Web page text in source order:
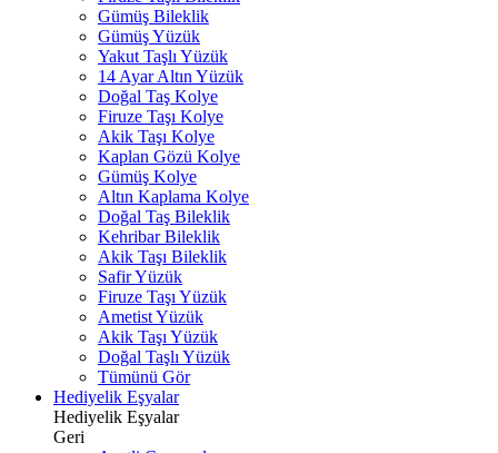
Gümüş Bileklik
Gümüş Yüzük
Yakut Taşlı Yüzük
14 Ayar Altın Yüzük
Doğal Taş Kolye
Firuze Taşı Kolye
Akik Taşı Kolye
Kaplan Gözü Kolye
Gümüş Kolye
Altın Kaplama Kolye
Doğal Taş Bileklik
Kehribar Bileklik
Akik Taşı Bileklik
Safir Yüzük
Firuze Taşı Yüzük
Ametist Yüzük
Akik Taşı Yüzük
Doğal Taşlı Yüzük
Tümünü Gör
Hediyelik Eşyalar
Hediyelik Eşyalar
Geri